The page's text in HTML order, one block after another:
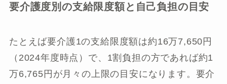
要介護度別の支給限度額と自己負担の目安
たとえば要介護1の支給限度額は約16万7,650円
（2024年度時点）で、1割負担の方であれば約1
万6,765円が月々の上限の目安になります。要介